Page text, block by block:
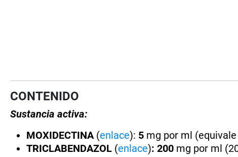
CONTENIDO
Sustancia activa:
MOXIDECTINA (enlace): 5 mg por ml (equivale
TRICLABENDAZOL (enlace): 200 mg por ml